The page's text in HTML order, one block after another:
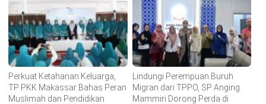
Perkuat Ketahanan Keluarga,
TP PKK Makassar Bahas Peran
Muslimah dan Pendidikan
Lindungi Perempuan Buruh
Migran dari TPPO, SP Anging
Mammiri Dorong Perda di